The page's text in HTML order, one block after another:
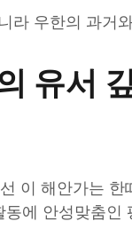
라 우한의 과거
유서
이 해안가는
에 안성맞춤인